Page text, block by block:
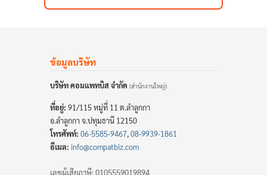
ข้อมูลบริษัท
บริษัท คอมแพทบิส จำกัด (สำนักงานใหญ่)
ที่อยู่: 91/115 หมู่ที่ 11 ต.ลำลูกกา
อ.ลำลูกกา จ.ปทุมธานี 12150
โทรศัพท์: 06-5585-9467,08-9939-1861
อีเมล: info@compatbiz.com
เลขผู้เสียภาษี: 0105559019894